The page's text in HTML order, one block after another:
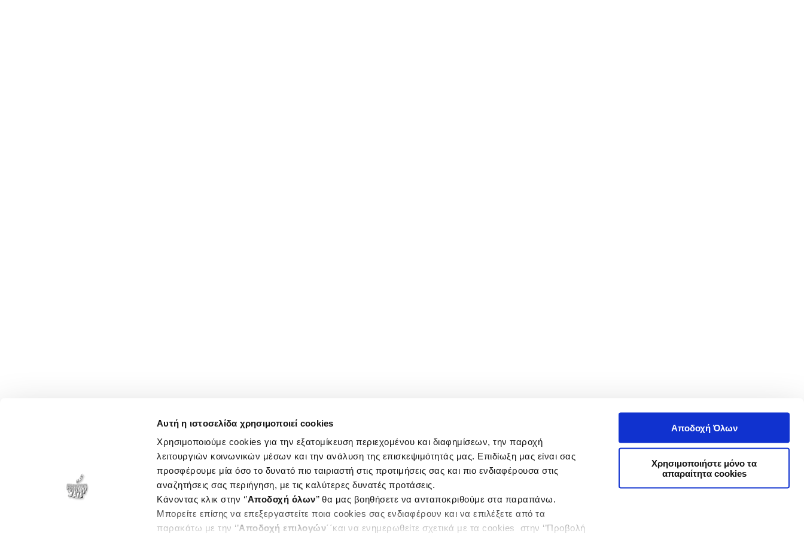
Αυτή η ιστοσελίδα χρησιμοποιεί cookies
Χρησιμοποιούμε cookies για την εξατομίκευση περιεχομένου και διαφημίσεων, την παροχή
λειτουργιών κοινωνικών μέσων και την ανάλυση της επισκεψιμότητάς μας. Επιδίωξη μας είναι σας
προσφέρουμε μία όσο το δυνατό πιο ταιριαστή στις προτιμήσεις σας και πιο ενδιαφέρουσα στις
αναζητήσεις σας περιήγηση, με τις καλύτερες δυνατές προτάσεις.
Κάνοντας κλικ στην ‘’Αποδοχή όλων’’ θα μας βοηθήσετε να ανταποκριθούμε στα παραπάνω.
Μπορείτε επίσης να επεξεργαστείτε ποια cookies σας ενδιαφέρουν και να επιλέξετε από τα
παρακάτω με την ‘’Αποδοχή επιλογών΄΄και να ενημερωθείτε σχετικά με τα cookies στην ‘’Προβολή
Αποδοχή Όλων
Χρησιμοποιήστε μόνο τα
απαραίτητα cookies